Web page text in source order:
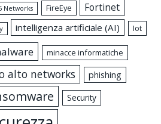
Networks FireEye Fortinet
intelligenza artificiale (AI) Iot
minacce informatiche
alto networks phishing
Security